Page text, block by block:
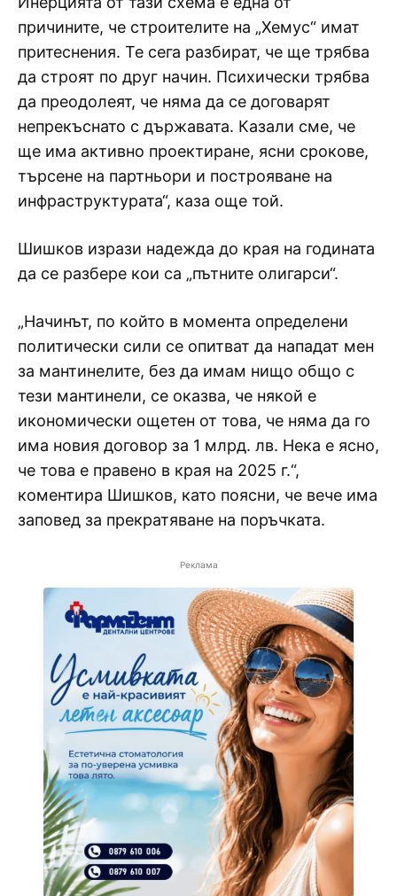
причините, че строителите на „Хемус“ имат
притеснения. Те сега разбират, че ще трябва
да строят по друг начин. Психически трябва
да преодолеят, че няма да се договарят
непрекъснато с държавата. Казали сме, че
ще има активно проектиране, ясни срокове,
търсене на партньори и построяване на
инфраструктурата“, каза още той.
Шишков изрази надежда до края на годината
да се разбере кои са „пътните олигарси“.
„Начинът, по който в момента определени
политически сили се опитват да нападат мен
за мантинелите, без да имам нищо общо с
тези мантинели, се оказва, че някой е
икономически ощетен от това, че няма да го
има новия договор за 1 млрд. лв. Нека е ясно,
че това е правено в края на 2025 г.“,
коментира Шишков, като поясни, че вече има
заповед за прекратяване на поръчката.
Реклама